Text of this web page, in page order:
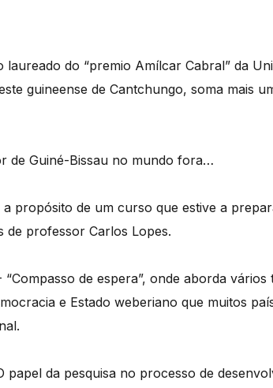
do “premio Amílcar Cabral” da
guineense de Cantchungo, soma mais
de Guiné-Bissau no mundo fora…
a propósito de um curso que estive a
de professor Carlos Lopes.
de espera”, onde aborda
e Estado weberiano que muitos
papel da pesquisa no processo de